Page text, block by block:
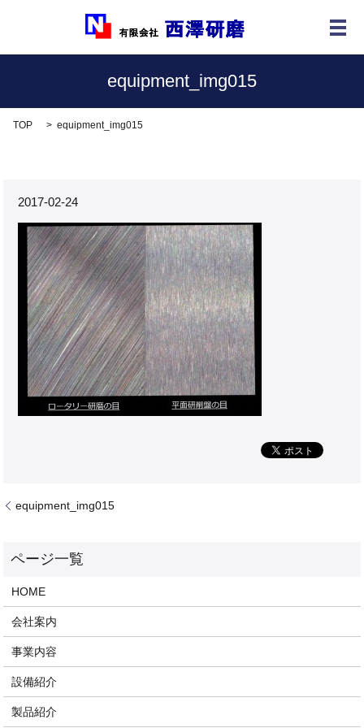
メ
equipment_img015
TOP equipment_img015
2017-02-24
equipment_img015
HOME
会社案内
事業内容
設備紹介
製品紹介